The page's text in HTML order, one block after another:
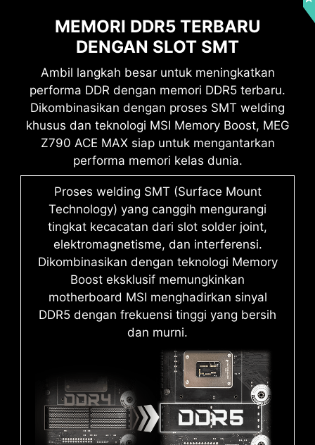
MEMORI DDR5 TERBARU
DENGAN SLOT SMT
Ambil langkah besar untuk meningkatkan
performa DDR dengan memori DDR5 terbaru.
Dikombinasikan dengan proses SMT welding
khusus dan teknologi MSI Memory Boost, MEG
Z790 ACE MAX siap untuk mengantarkan
performa memori kelas dunia.
Proses welding SMT (Surface Mount
Technology) yang canggih mengurangi
tingkat kecacatan dari slot solder joint,
elektromagnetisme, dan interferensi.
Dikombinasikan dengan teknologi Memory
Boost eksklusif memungkinkan
motherboard MSI menghadirkan sinyal
DDR5 dengan frekuensi tinggi yang bersih
dan murni.
Kompatibel dengan ARGB Gen2 / Gen1 devices.
*Gen2 device hanya mendukung 7 tema RGB
Wi-Fi 6E
Bluetooth 5.3
2.5G LAN